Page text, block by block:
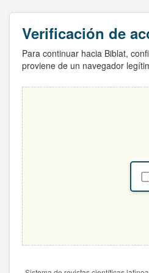
Verificación de
Para continuar hacia Biblat,
proviene de un navegador